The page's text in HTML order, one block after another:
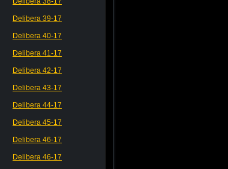
Delibera 39-17
Delibera 40-17
Delibera 41-17
Delibera 42-17
Delibera 43-17
Delibera 44-17
Delibera 45-17
Delibera 46-17
Delibera 46-17